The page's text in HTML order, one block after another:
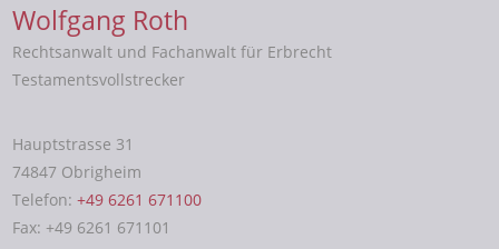
Wolfgang Roth
Rechtsanwalt und Fachanwalt für Erbrecht
Testamentsvollstrecker
Hauptstrasse 31
74847 Obrigheim
Telefon:+49 6261 671100
Fax: +49 6261 671101